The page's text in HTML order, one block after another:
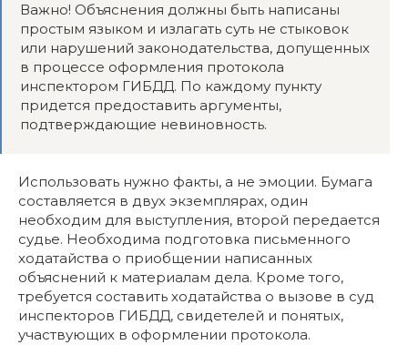
Важно! Объяснения должны быть написаны
простым языком и излагать суть не стыковок
или нарушений законодательства, допущенных
в процессе оформления протокола
инспектором ГИБДД. По каждому пункту
придется предоставить аргументы,
подтверждающие невиновность.
Использовать нужно факты, а не эмоции. Бумага
составляется в двух экземплярах, один
необходим для выступления, второй передается
судье. Необходима подготовка письменного
ходатайства о приобщении написанных
объяснений к материалам дела. Кроме того,
требуется составить ходатайства о вызове в суд
инспекторов ГИБДД, свидетелей и понятых,
участвующих в оформлении протокола.